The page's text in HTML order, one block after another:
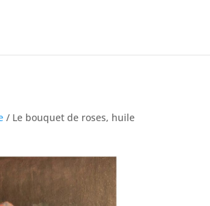
/ Le bouquet de roses, huile